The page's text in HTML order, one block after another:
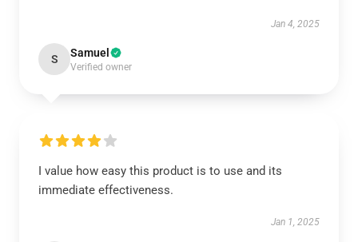
Jan 4, 2025
S Samuel
Verified owner
I value how easy this product is to use and its
immediate effectiveness.
Jan 1, 2025